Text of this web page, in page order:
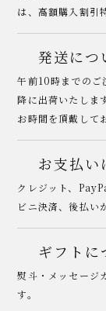
は、高額購入割引
発送につ
午前10時までのご
降に出荷いたしま
お時間を頂戴して
お支払い
クレジット、
ビニ決済、後払い
ギフトに
熨斗・メッセージ
す。